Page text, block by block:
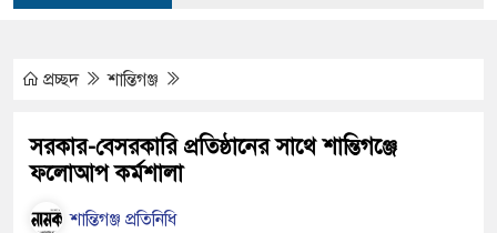
দুর্ঘটনায় নিহত ১৫ হাজার ৭১২
যুবকের
চলে জীবন-সংসার
প্রচ্ছদ শান্তিগঞ্জ
সরকার-বেসরকারি প্রতিষ্ঠানের সাথে শান্তিগঞ্জে
ফলোআপ কর্মশালা
শান্তিগঞ্জ প্রতিনিধি